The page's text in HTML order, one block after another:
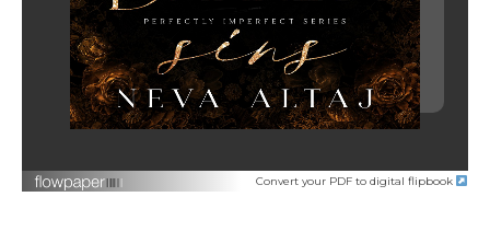
Convert your PDF to digital flipbook